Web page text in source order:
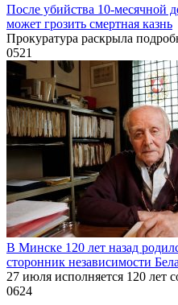
После убийства 10-месячной
может грозить смертная казнь
Прокуратура раскрыла
0521
В Минске 120 лет назад
сторонник независимости
27 июля исполняется 120 лет
0624